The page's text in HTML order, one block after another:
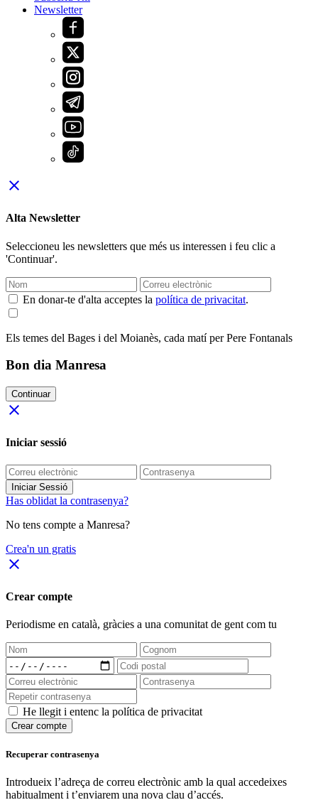
Newsletter
close
Alta Newsletter
Seleccioneu les newsletters que més us interessen i feu clic a
'Continuar'.
En donar-te d'alta acceptes la política de privacitat.
Els temes del Bages i del Moianès, cada matí per Pere Fontanals
Bon dia Manresa
Continuar
close
Iniciar sessió
Iniciar Sessió
Has oblidat la contrasenya?
No tens compte a Manresa?
Crea'n un gratis
close
Crear compte
Periodisme en català, gràcies a una comunitat de gent com tu
He llegit i entenc la política de privacitat
Crear compte
Recuperar contrasenya
Introdueix l’adreça de correu electrònic amb la qual accedeixes
habitualment i t’enviarem una nova clau d’accés.